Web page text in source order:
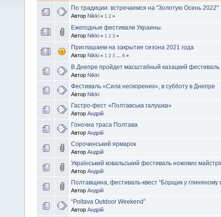
По традиции: встречаемся на "Золотую Осень 2022"
Автор Nikki « 1 2 »
Ежегодные фестивали Украины.
Автор Nikki « 1 2 3 »
Приглашаем на закрытие сезона 2021 года
Автор Nikki « 1 2 3 ... 6 »
В Днепре пройдет масштабный казацкий фестиваль
Автор Nikki
Фестиваль «Сила нескорених», в субботу в Днепре
Автор Nikki
Гастро-фест «Полтавська галушка»
Автор Андрій
Гоночна траса Полтава
Автор Андрій
Сорочинський ярмарок
Автор Андрій
Український ковальський фестиваль ножових
Автор Андрій
Полтавщина, фестиваль-квест “Борщик у глиняному
Автор Андрій
“Poltava Outdoor Weekend”
Автор Андрій